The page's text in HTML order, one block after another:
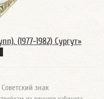
(1977-1982) Сургут»
знак